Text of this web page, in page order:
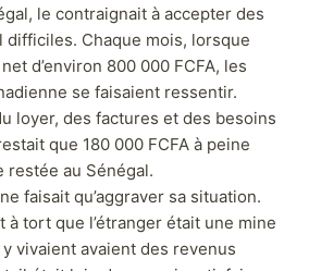
le contraignait à accepter des
difficiles. Chaque mois, lorsque
d’environ 800 000 FCFA, les
se faisaient ressentir.
loyer, des factures et des besoins
que 180 000 FCFA à peine
restée au Sénégal.
faisait qu’aggraver sa situation.
à tort que l’étranger était une mine
vivaient avaient des revenus